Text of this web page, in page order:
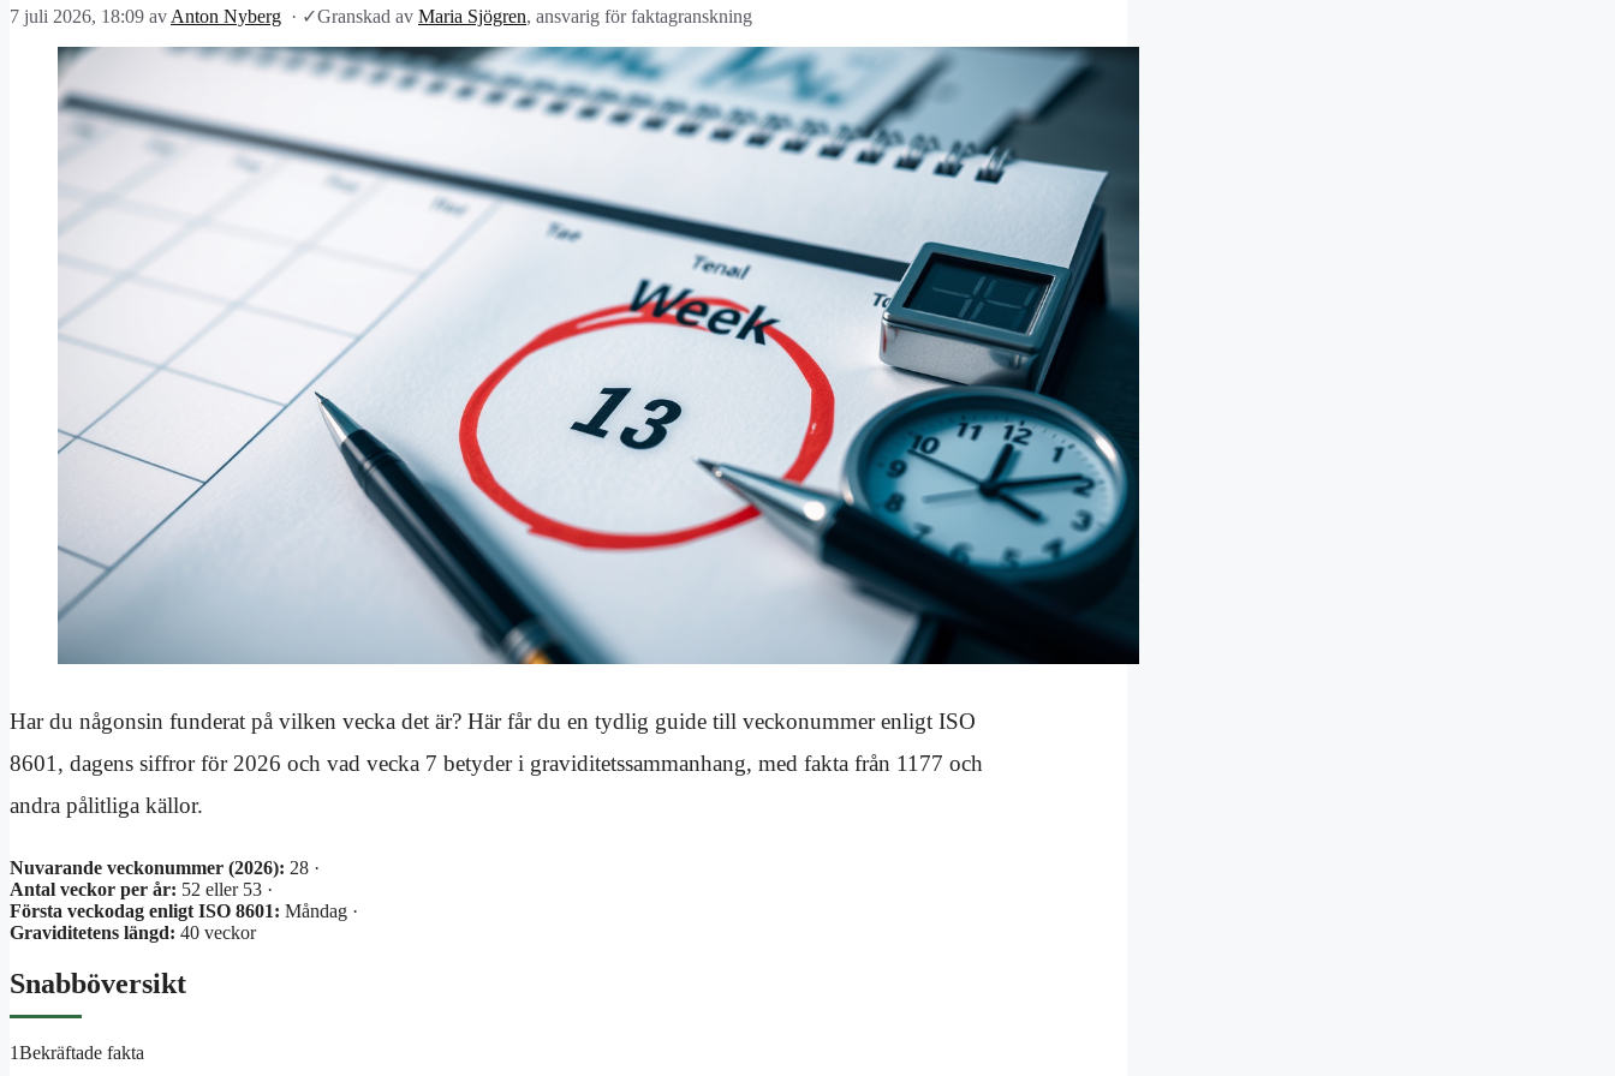
7 juli 2026, 18:09 avAnton Nyberg · ✓Granskad av Maria Sjögren, ansvarig för faktagranskning
Har du någonsin funderat på vilken vecka det är? Här får du en tydlig guide till veckonummer enligt ISO
8601, dagens siffror för 2026 och vad vecka 7 betyder i graviditetssammanhang, med fakta från 1177 och
andra pålitliga källor.
Nuvarande veckonummer (2026): 28 ·
Antal veckor per år: 52 eller 53 ·
Första veckodag enligt ISO 8601: Måndag ·
Graviditetens längd: 40 veckor
Snabböversikt
1Bekräftade fakta